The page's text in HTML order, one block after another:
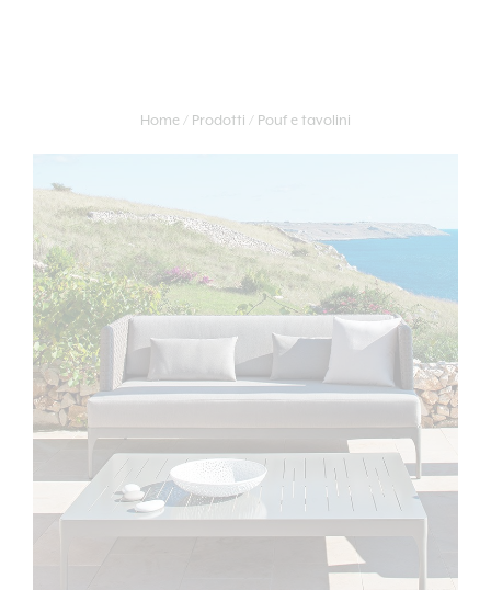
Home Prodotti Pouf e tavolini